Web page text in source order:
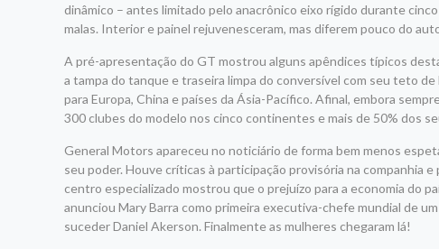
dinâmico – antes limitado pelo anacrônico eixo rígido durante
malas. Interior e painel rejuvenesceram, mas diferem pouco do
A pré-apresentação do GT mostrou alguns apêndices típicos
a tampa do tanque e traseira limpa do conversível com seu teto
para Europa, China e países da Ásia-Pacífico. Afinal, embora
300 clubes do modelo nos cinco continentes e mais de 50% dos
General Motors apareceu no noticiário de forma bem menos
seu poder. Houve críticas à participação provisória na companhia
centro especializado mostrou que o prejuízo para a economia do
anunciou Mary Barra como primeira executiva-chefe mundial de
suceder Daniel Akerson. Finalmente as mulheres chegaram lá!